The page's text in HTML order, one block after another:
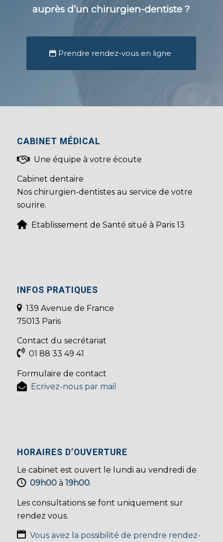
auprès d’un chirurgien-dentiste ?
Prendre rendez-vous en ligne
CABINET MÉDICAL
Une équipe à votre écoute
Cabinet dentaire
Nos chirurgien-dentistes au service de votre
sourire.
Etablissement de Santé situé à Paris 13
INFOS PRATIQUES
139 Avenue de France
75013 Paris
Contact du secrétariat
01 88 33 49 41
Formulaire de contact
Ecrivez-nous par mail
HORAIRES D’OUVERTURE
Le cabinet est ouvert le lundi au vendredi de
09h00à 19h00.
Les consultations se font uniquement sur
rendez vous.
Vous avez la possibilité de prendre rendez-